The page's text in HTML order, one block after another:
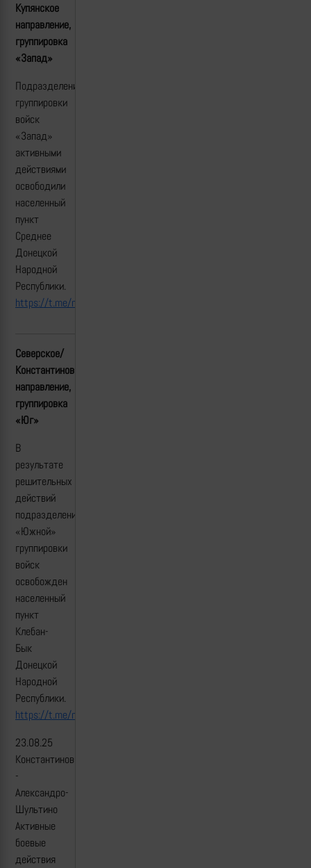
Купянское
направление,
группировка
«Запад»
Подразделения
группировки
войск
«Запад»
активными
действиями
освободили
населенный
пункт
Среднее
Донецкой
Народной
Республики.
https://t.me/mod_russia/55809
Северское/
Константиновкое
направление,
группировка
«Юг»
В
результате
решительных
действий
подразделений
«Южной»
группировки
войск
освобожден
населенный
пункт
Клебан-
Бык
Донецкой
Народной
Республики.
https://t.me/mod_russia/55810
23.08.25
Константиновка
-
Александро-
Шультино
Активные
боевые
действия